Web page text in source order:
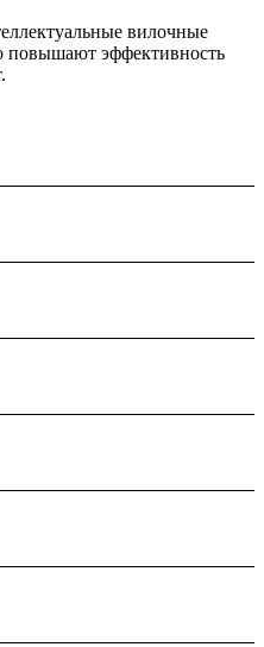
вилочные
повышают эффективность